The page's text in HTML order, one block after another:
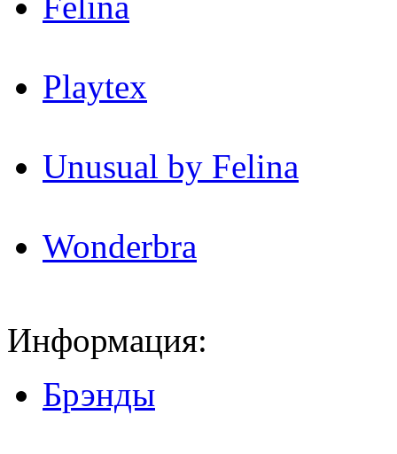
Playtex
Unusual by Felina
Wonderbra
Информация:
Брэнды